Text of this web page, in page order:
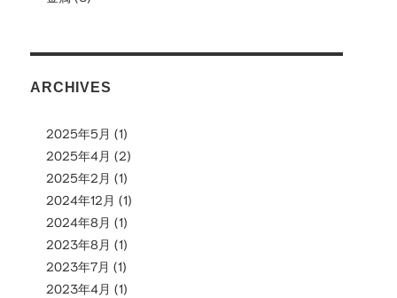
ARCHIVES
2025年5月 (1)
2025年4月 (2)
2025年2月 (1)
2024年12月 (1)
2024年8月 (1)
2023年8月 (1)
2023年7月 (1)
2023年4月 (1)